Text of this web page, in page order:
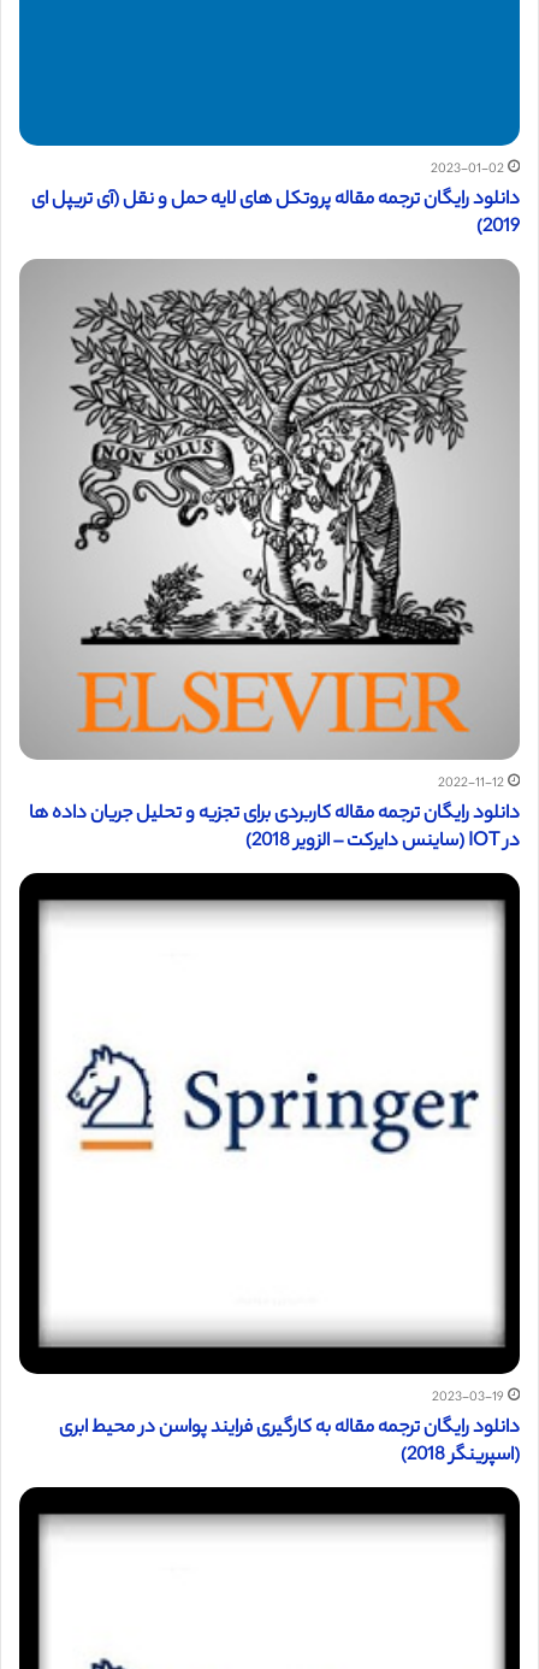
2023-01-02
دانلود رایگان ترجمه مقاله پروتکل های لایه حمل و نقل (آی تریپل ای
2019)
2022-11-12
دانلود رایگان ترجمه مقاله کاربردی برای تجزیه و تحلیل جریان داده ها
در IOT (ساینس دایرکت – الزویر 2018)
2023-03-19
دانلود رایگان ترجمه مقاله به کارگیری فرایند پواسن در محیط ابری
(اسپرینگر 2018)